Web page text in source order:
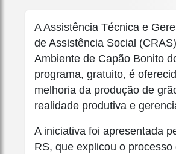
A Assistência Técnica e
de Assistência Social
Ambiente de Capão Bonito
programa, gratuito, é
melhoria da produção de
realidade produtiva e
A iniciativa foi apresentada
RS, que explicou o